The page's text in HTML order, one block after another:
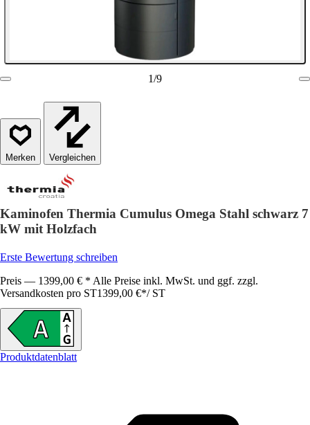
1/9
Vergleichen
Kaminofen Thermia Cumulus Omega Stahl schwarz 7
kW mit Holzfach
Erste Bewertung schreiben
Preis — 1399,00 € * Alle Preise inkl. MwSt. und ggf. zzgl.
Versandkosten pro ST1399,00 €*/ ST
Produktdatenblatt